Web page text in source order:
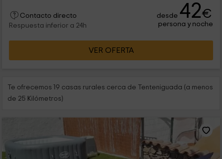
Contacto directo
Respuesta inferior a 24h
desde 42€
persona y noche
VER OFERTA
Te ofrecemos 19 casas rurales cerca de Tenteniguada (a menos
de 25 Kilómetros)